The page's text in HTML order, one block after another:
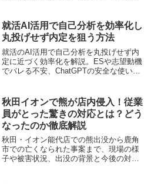
就活AI活用で自己分析を効率化し
丸投げせず内定を狙う方法
就活のAI活用で自己分析を丸投げせず内
定に近づく効率化を解説。ESや志望動機
でバレる不安、ChatGPTの安全な使い
定に近づく効率化のコツを初心者にもわ
かりやすく整理します。
秋田イオンで熊が店内侵入！従業
員がとった驚きの対応とは？どう
なったのか徹底解説
秋田・イオン能代店での熊出没から鹿角
市での亡くなられた事案まで、現場の様
子や被害状況、出没の背景と今後の対